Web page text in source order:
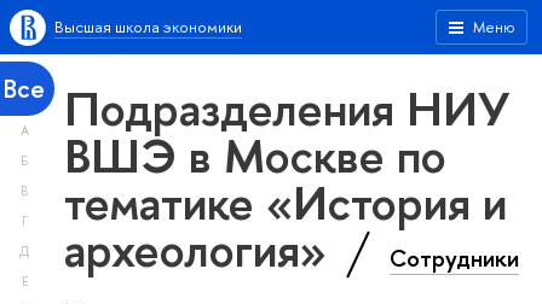
Меню
Высшая школа экономики
Все
А
Б
В
Г
Д
Е
Подразделения НИУ
ВШЭ в Москве по
тематике «История и
археология» Сотрудники